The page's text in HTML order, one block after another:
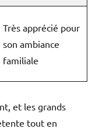
Très apprécié pour
son ambiance
familiale
et les grands
tout en